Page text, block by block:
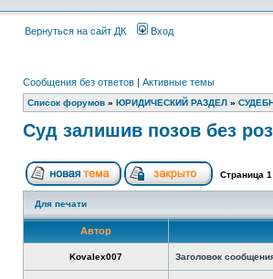
Вернуться на сайт ДК Вход
Сообщения без ответов | Активные темы
Список форумов » ЮРИДИЧЕСКИЙ РАЗДЕЛ »
Суд залишив позов без
Страница 1
Для печати
Автор
Kovalex007 Заголовок